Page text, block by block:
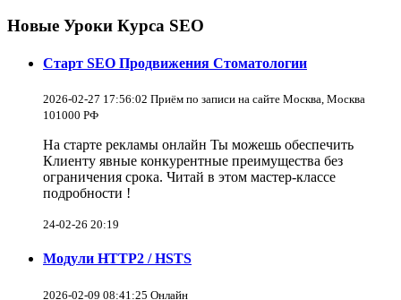
Новые Уроки Курса SEO
Старт SEO Продвижения Стоматологии
2026-02-27 17:56:02 Приём по записи на сайте Москва, Москва
101000 РФ
На старте рекламы онлайн Ты можешь обеспечить
Клиенту явные конкурентные преимущества без
ограничения срока. Читай в этом мастер-классе
подробности !
24-02-26 20:19
Модули HTTP2 / HSTS
2026-02-09 08:41:25 Онлайн